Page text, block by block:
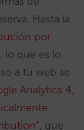
Hasta la
por
lo que es lo
a tu web se
Analytics 4,
, que